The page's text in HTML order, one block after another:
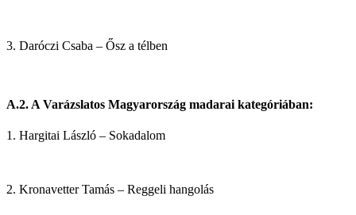
3. Daróczi Csaba – Ősz a télben
A.2. A Varázslatos Magyarország madarai kategóriában:
1. Hargitai László – Sokadalom
2. Kronavetter Tamás – Reggeli hangolás